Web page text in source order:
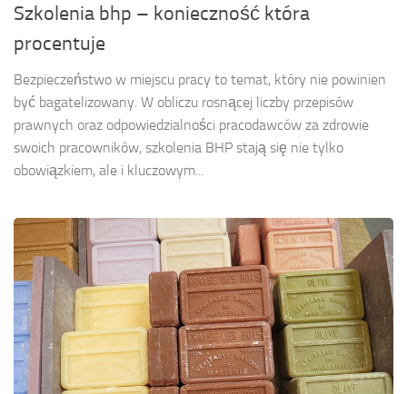
Szkolenia bhp – konieczność która
procentuje
Bezpieczeństwo w miejscu pracy to temat, który nie powinien
być bagatelizowany. W obliczu rosnącej liczby przepisów
prawnych oraz odpowiedzialności pracodawców za zdrowie
swoich pracowników, szkolenia BHP stają się nie tylko
obowiązkiem, ale i kluczowym...